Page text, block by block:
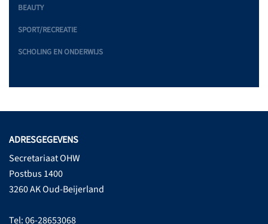
BEAUTY
SPORT/RECREATIE
SCHOLING EN ONDERWIJS
ADRESGEGEVENS
Secretariaat OHW
Postbus 1400
3260 AK Oud-Beijerland
Tel: 06-28653068